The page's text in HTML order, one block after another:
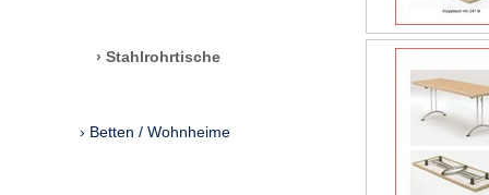
Stahlrohrtische
Betten / Wohnheime